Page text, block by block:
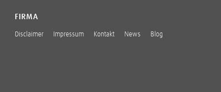
FIRMA
Disclaimer Impressum Kontakt News Blog